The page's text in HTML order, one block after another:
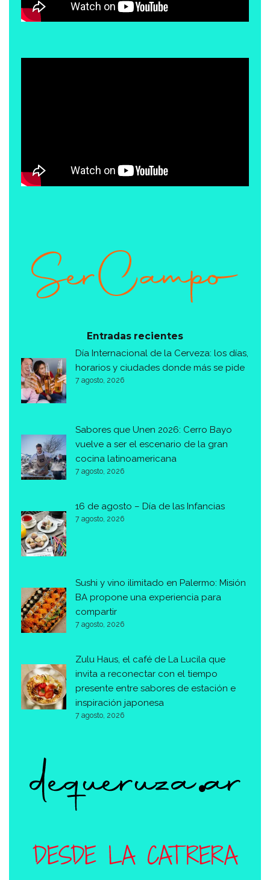
Entradas recientes
Día Internacional de la Cerveza: los días,
horarios y ciudades donde más se pide
7 agosto, 2026
Sabores que Unen 2026: Cerro Bayo
vuelve a ser el escenario de la gran
cocina latinoamericana
7 agosto, 2026
16 de agosto – Día de las Infancias
7 agosto, 2026
Sushi y vino ilimitado en Palermo: Misión
BA propone una experiencia para
compartir
7 agosto, 2026
Zulu Haus, el café de La Lucila que
invita a reconectar con el tiempo
presente entre sabores de estación e
inspiración japonesa
7 agosto, 2026